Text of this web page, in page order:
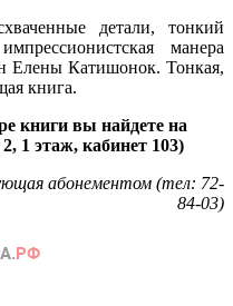
детали, тонкий
манера
Елены Катишонок. Тонкая,
книга.
книги вы найдете на
1 этаж, кабинет 103)
абонементом (тел: 72-
84-03)